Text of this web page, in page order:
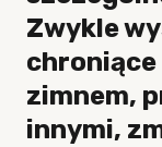
Zwykle
zimnem,
innymi,